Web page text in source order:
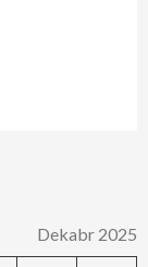
Dekabr 2025